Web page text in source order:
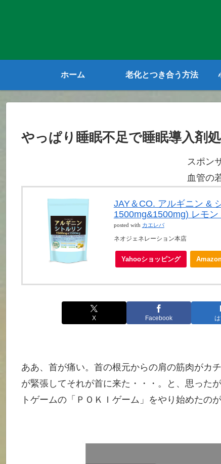
ホーム 老化とつき合う方法
やっぱり睡眠不足で睡眠導入剤
スポン
血管の
JAY＆CO. アルギニン &
1500mg&1500mg) レモン
posted with カエレバ
ネオジェネレーション本店
Yahooショッピング
X Facebook
ああ、首が痛い。首の根元からの肩の筋肉がカ
が緊張してそれが首に来た・・・。と、思った
トゲームの「ＰＯＫＩゲーム」をやり始めたの